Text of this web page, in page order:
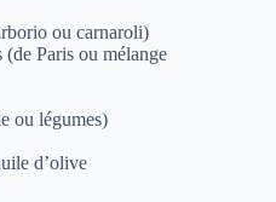
ou carnaroli)
Paris ou mélange
ou légumes)
d’olive